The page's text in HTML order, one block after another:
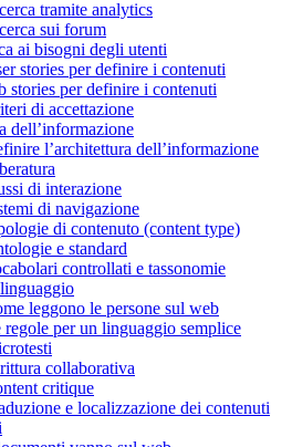
tramite analytics
sui forum
ai bisogni degli utenti
stories per definire i contenuti
stories per definire i contenuti
di accettazione
dell’informazione
l’architettura dell’informazione
di interazione
di navigazione
di contenuto (content type)
e standard
controllati e tassonomie
leggono le persone sul web
per un linguaggio semplice
collaborativa
critique
e localizzazione dei contenuti